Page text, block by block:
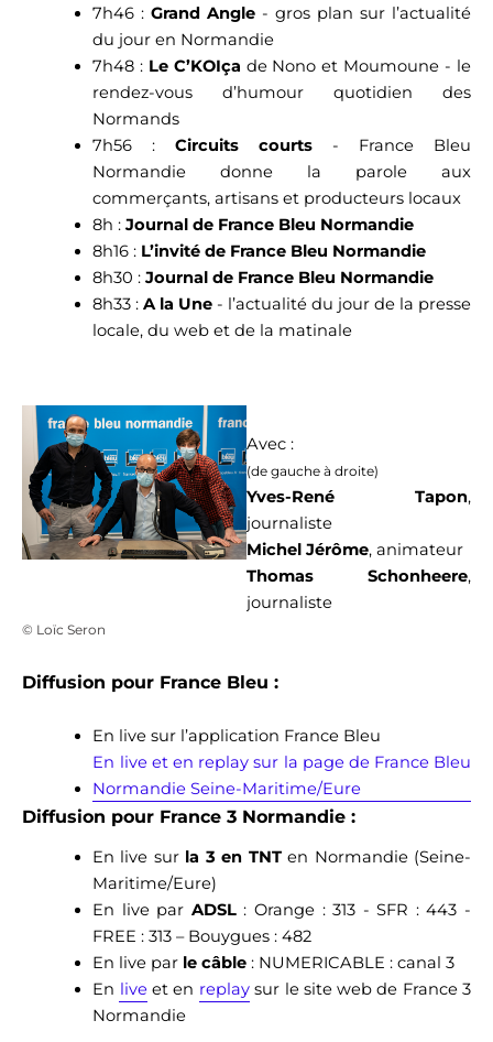
7h46 : Grand Angle - gros plan sur l’actualité
du jour en Normandie
7h48 : Le C’KOIça de Nono et Moumoune - le
rendez-vous d’humour quotidien des
Normands
7h56 : Circuits courts - France Bleu
Normandie donne la parole aux
commerçants, artisans et producteurs locaux
8h : Journal de France Bleu Normandie
8h16 : L’invité de France Bleu Normandie
8h30 : Journal de France Bleu Normandie
8h33 : A la Une - l’actualité du jour de la presse
locale, du web et de la matinale
Avec :
(de gauche à droite)
Yves-René Tapon,
journaliste
Michel Jérôme, animateur
Thomas Schonheere,
journaliste
© Loïc Seron
Diffusion pour France Bleu :
En live sur l’application France Bleu
En live et en replay sur la page de France Bleu
Normandie Seine-Maritime/Eure
Diffusion pour France 3 Normandie :
En live surla 3 en TNTen Normandie (Seine-
Maritime/Eure)
En live par ADSL: Orange : 313 - SFR : 443 -
FREE : 313 – Bouygues : 482
En live par le câble: NUMERICABLE : canal 3
En liveet en replaysur le site web de France 3
Normandie